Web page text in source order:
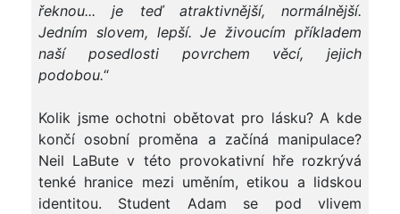
řeknou... je teď atraktivnější, normálnější.
Jedním slovem, lepší. Je živoucím příkladem
naší posedlosti povrchem věcí, jejich
podobou.“
Kolik jsme ochotni obětovat pro lásku? A kde
končí osobní proměna a začíná manipulace?
Neil LaBute v této provokativní hře rozkrývá
tenké hranice mezi uměním, etikou a lidskou
identitou. Student Adam se pod vlivem